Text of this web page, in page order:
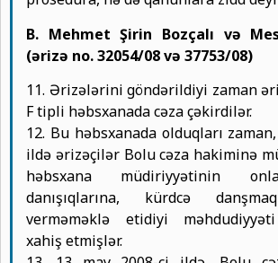
B. Mehmet Şirin Bozçalı və
(ərizə no. 32054/08 və 37753/08)
11. Ərizələrini göndərildiyi zaman
F tipli həbsxanada cəza çəkirdilər.
12. Bu həbsxanada olduqları
ildə ərizəçilər Bolu cəza hakiminə
həbsxana müdiriyyətinin
danışıqlarına, kürdcə
verməməklə etidiyi məhdudiyyəti
xahiş etmişlər.